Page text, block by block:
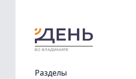
Разделы